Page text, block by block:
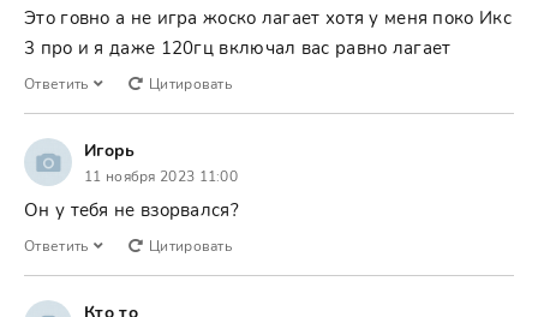
Это говно а не игра жоско лагает хотя у меня поко Икс
3 про и я даже 120гц включал вас равно лагает
Ответить Цитировать
Игорь
11 ноября 2023 11:00
Он у тебя не взорвался?
Ответить Цитировать
Кто то